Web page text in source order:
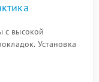
с высокой
Установка
Предварительная